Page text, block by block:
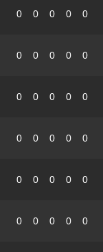
0
0
0
0
0
0
0
0
0
0
0
0
0
0
0
0
0
0
0
0
0
0
0
0